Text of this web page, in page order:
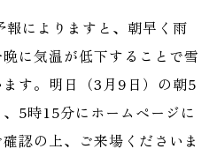
によりますと、朝早く雨
に気温が低下することで雪
す。明日（3月9日）の朝5
5時15分にホームページに
認の上、ご来場くださいま